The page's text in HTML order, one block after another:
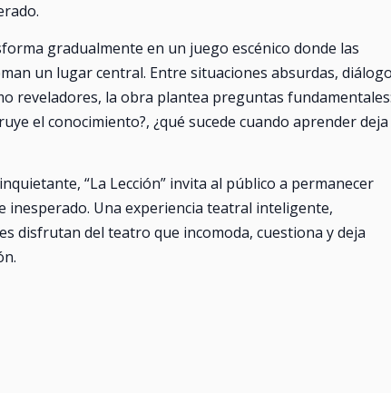
gradualmente en un juego escénico donde las
un lugar central. Entre situaciones absurdas,
reveladores, la obra plantea preguntas fundamentales:
el conocimiento?, ¿qué sucede cuando aprender deja
“La Lección” invita al público a permanecer
inesperado. Una experiencia teatral inteligente,
disfrutan del teatro que incomoda, cuestiona y deja